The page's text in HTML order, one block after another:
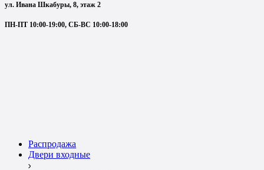
ул. Ивана Шкабуры, 8, этаж 2
ПН-ПТ 10:00-19:00, СБ-ВС 10:00-18:00
Распродажа
Двери входные